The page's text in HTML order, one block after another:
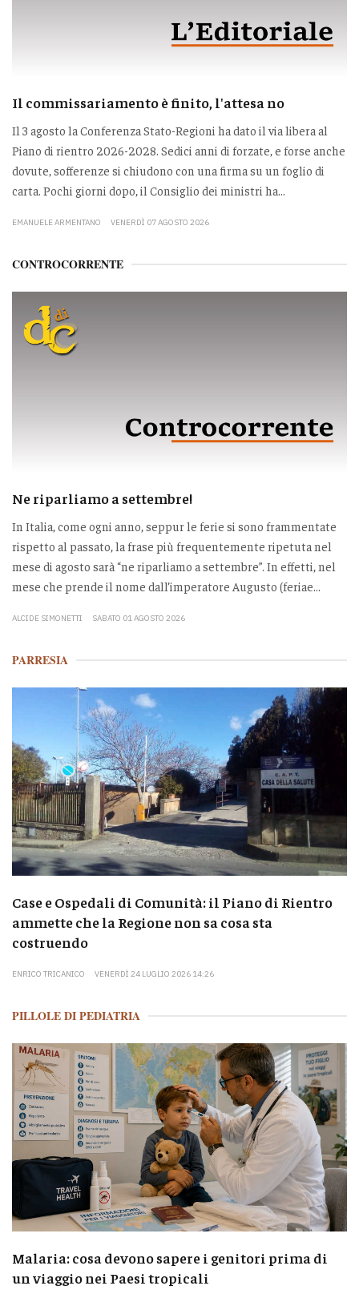
Il commissariamento è finito, l'attesa no
Il 3 agosto la Conferenza Stato-Regioni ha dato il via libera al
Piano di rientro 2026-2028. Sedici anni di forzate, e forse anche
dovute, sofferenze si chiudono con una firma su un foglio di
carta. Pochi giorni dopo, il Consiglio dei ministri ha...
EMANUELE ARMENTANO VENERDÌ 07 AGOSTO 2026
CONTROCORRENTE
Ne riparliamo a settembre!
In Italia, come ogni anno, seppur le ferie si sono frammentate
rispetto al passato, la frase più frequentemente ripetuta nel
mese di agosto sarà “ne riparliamo a settembre”. In effetti, nel
mese che prende il nome dall’imperatore Augusto (feriae...
ALCIDE SIMONETTI SABATO 01 AGOSTO 2026
PARRESIA
Case e Ospedali di Comunità: il Piano di Rientro
ammette che la Regione non sa cosa sta
costruendo
ENRICO TRICANICO VENERDÌ 24 LUGLIO 2026 14:26
PILLOLE DI PEDIATRIA
Malaria: cosa devono sapere i genitori prima di
un viaggio nei Paesi tropicali